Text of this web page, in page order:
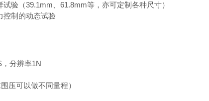
验（39.1mm、61.8mm等，亦可定制各种尺寸）
控制的动态试验
，分辨率1N
压可以做不同量程）